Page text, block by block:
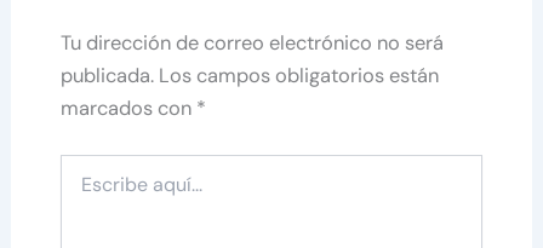
Tu dirección de correo electrónico no será
publicada. Los campos obligatorios están
marcados con *
aquí...